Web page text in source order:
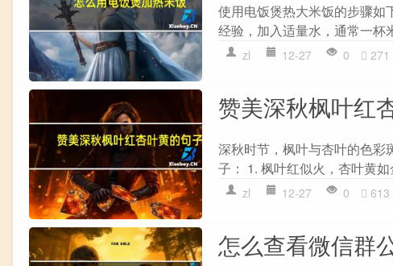
使用电饭煲热大米饭的步骤如
经验，加入适量水，通常一杯
zl 12-27 0 271
赞美深秋枫叶红
深秋时节，枫叶与杏叶的色彩
子： 1. 枫叶红似火，杏叶黄
zl 12-27 0 613
怎么查看微信群